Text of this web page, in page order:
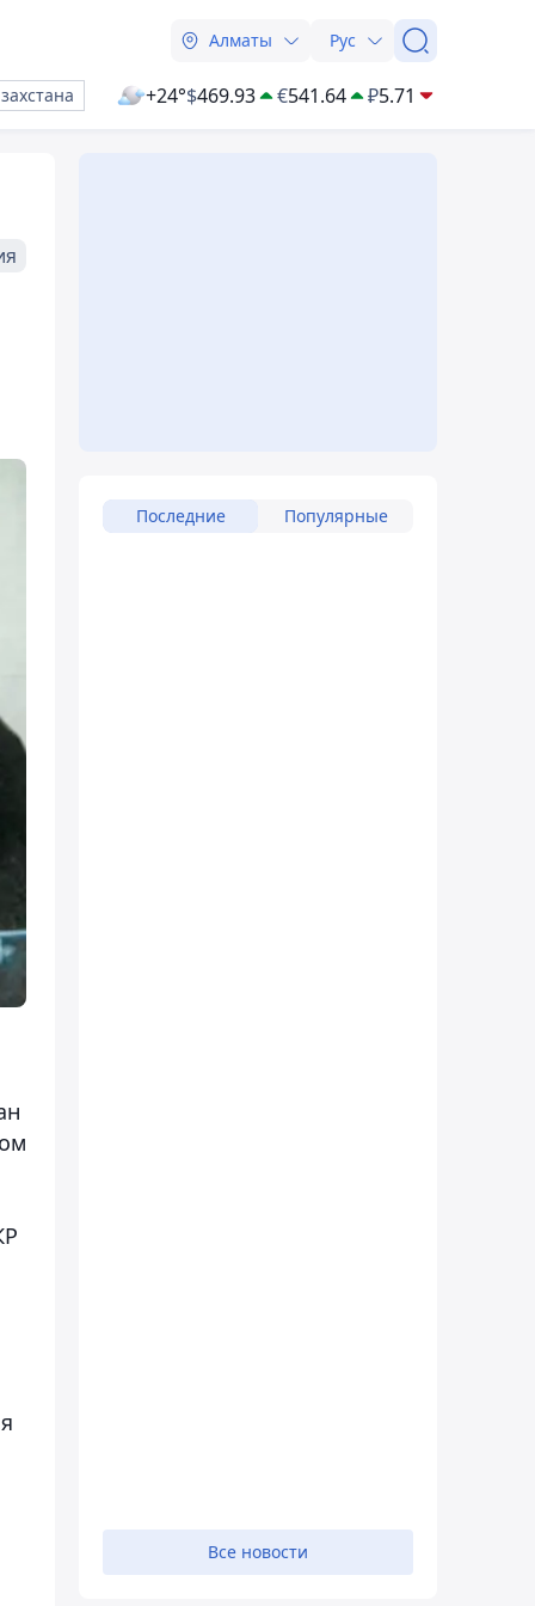
Алматы Рус
+24°$469.93 €541.64 ₽5.71
Последние Популярные
Все новости